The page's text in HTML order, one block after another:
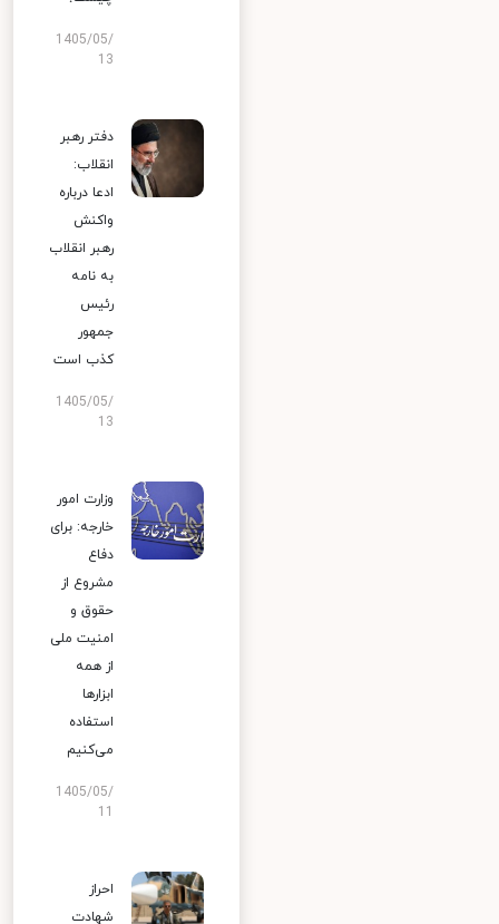
1405/05/
13
دفتر رهبر
انقلاب:
ادعا درباره
واکنش
رهبر انقلاب
به نامه
رئیس
جمهور
کذب است
1405/05/
13
وزارت امور
خارجه: برای
دفاع
مشروع از
حقوق و
امنیت ملی
از همه
ابزارها
استفاده
می‌کنیم
1405/05/
احراز
شهادت